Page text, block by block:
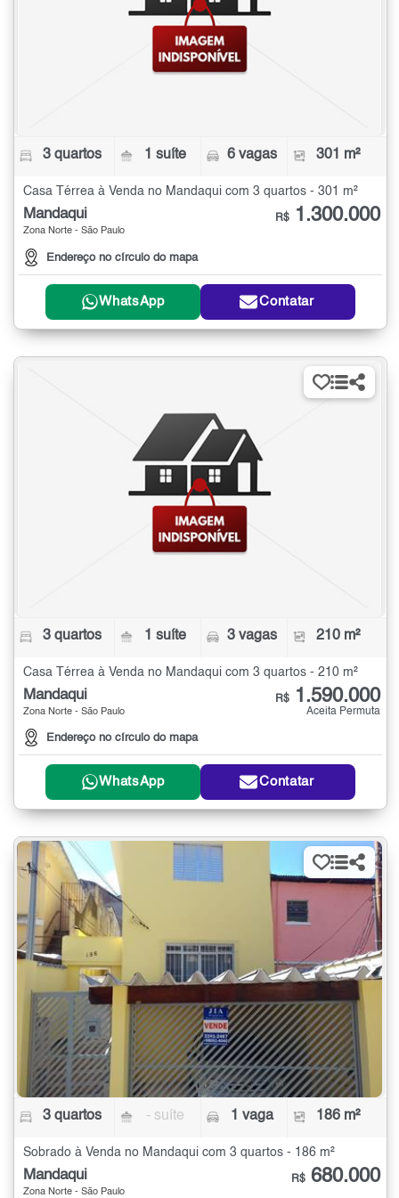
3 quartos 1 suíte 6 vagas 301 m²
Casa Térrea à Venda no Mandaqui com 3 quartos - 301 m²
Mandaqui
Zona Norte - São Paulo
Endereço no círculo do mapa
R$ 1.300.000
WhatsApp Contatar
3 quartos 1 suíte 3 vagas 210 m²
Casa Térrea à Venda no Mandaqui com 3 quartos - 210 m²
Mandaqui
Zona Norte - São Paulo
Endereço no círculo do mapa
R$ 1.590.000
Aceita Permuta
WhatsApp Contatar
3 quartos - suíte 1 vaga 186 m²
Sobrado à Venda no Mandaqui com 3 quartos - 186 m²
Mandaqui
Zona Norte - São Paulo
R$ 680.000